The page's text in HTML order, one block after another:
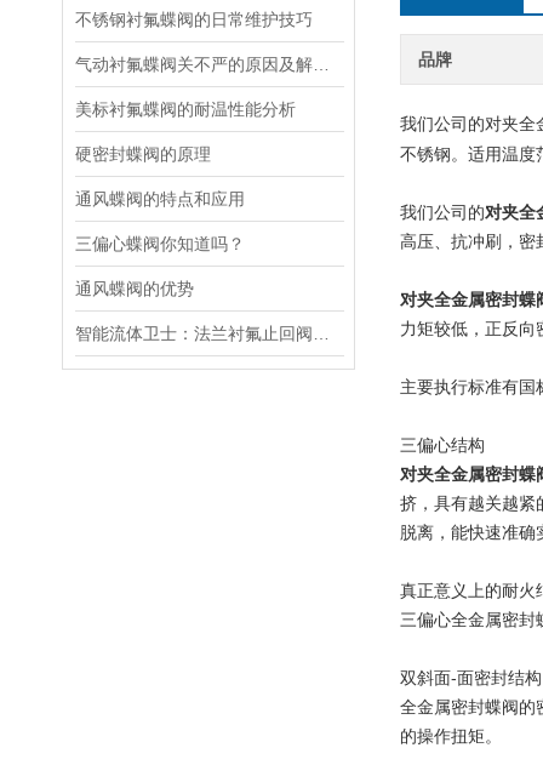
不锈钢衬氟蝶阀的日常维护技巧
美标衬氟蝶阀的耐温性能分析
硬密封蝶阀的原理
通风蝶阀的特点和应用
三偏心蝶阀你知道吗？
通风蝶阀的优势
品牌
我们公司的对夹全
不锈钢。适用温
我们公司的对夹全
高压、抗冲刷，密
对夹全金属密封蝶
力矩较低，正反向
主要执行标准有国
三偏心结构
对夹全金属密封蝶
挤，具有越关越紧
脱离，能快速准确
真正意义上的耐火
三偏心全金属密封
双斜面-面密封结构
全金属密封蝶阀的
的操作扭矩。